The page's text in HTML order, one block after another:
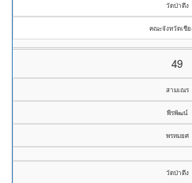
วัดป่าตึง
คณะจังหวัดเชีย
49
สามเณร
พีรพัฒน์
พรหมยศ
วัดป่าตึง